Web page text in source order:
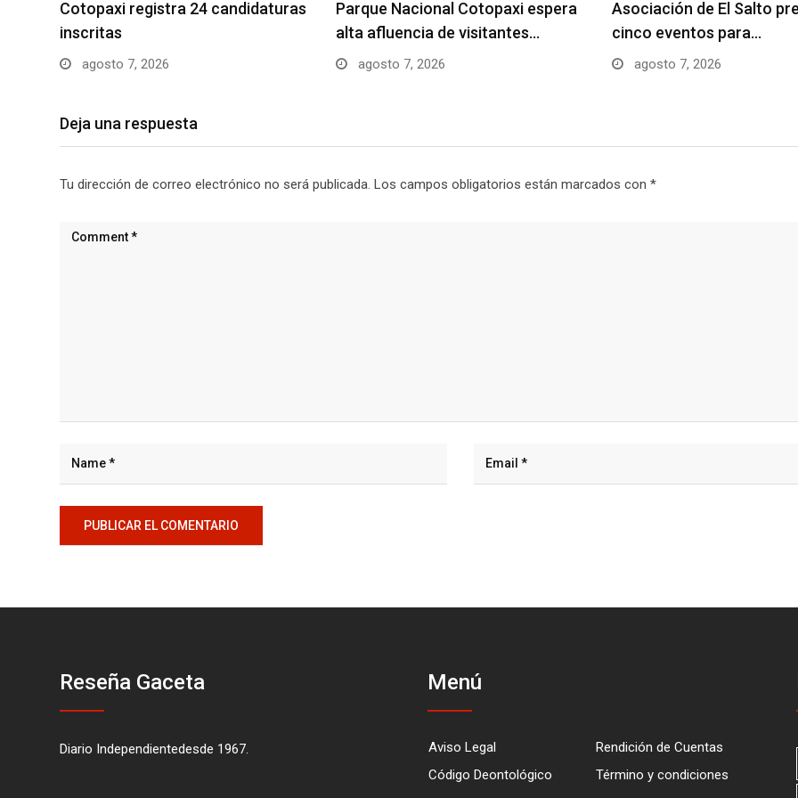
Cotopaxi registra 24 candidaturas
inscritas
agosto 7, 2026
Parque Nacional Cotopaxi espera
alta afluencia de visitantes…
agosto 7, 2026
Asociación de El Salto
cinco eventos para…
agosto 7, 2026
Deja una respuesta
Tu dirección de correo electrónico no será publicada. Los campos obligatorios están marcados con *
Reseña Gaceta
Diario Independientedesde 1967.
Menú
Aviso Legal
Rendición de Cuentas
Código Deontológico
Término y condiciones